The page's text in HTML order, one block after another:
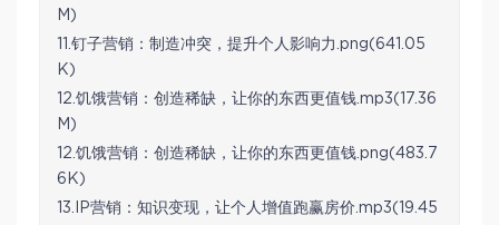
M)
11.钉子营销：制造冲突，提升个人影响力.png(641.05
K)
12.饥饿营销：创造稀缺，让你的东西更值钱.mp3(17.36
M)
12.饥饿营销：创造稀缺，让你的东西更值钱.png(483.7
6K)
13.IP营销：知识变现，让个人增值跑赢房价.mp3(19.45